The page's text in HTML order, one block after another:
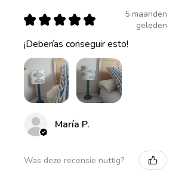
★ ★ ★ ★ ★
5 maanden
geleden
¡Deberías conseguir esto!
María P.
Was deze recensie nuttig?